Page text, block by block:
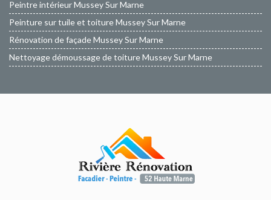
Peintre intérieur Mussey Sur Marne
Peinture sur tuile et toiture Mussey Sur Marne
Rénovation de façade Mussey Sur Marne
Nettoyage démoussage de toiture Mussey Sur Marne